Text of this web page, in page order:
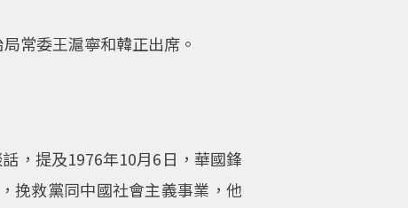
常委王滬寧和韓正出席。
，提及1976年10月6日，華國鋒
挽救黨同中國社會主義事業，他